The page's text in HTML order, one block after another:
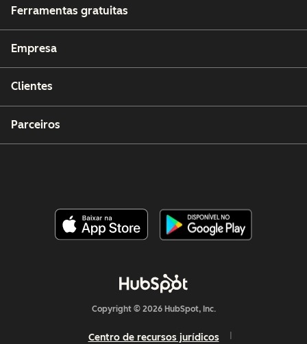
Ferramentas gratuitas
Empresa
Clientes
Parceiros
Copyright © 2026 HubSpot, Inc.
Centro de recursos jurídicos